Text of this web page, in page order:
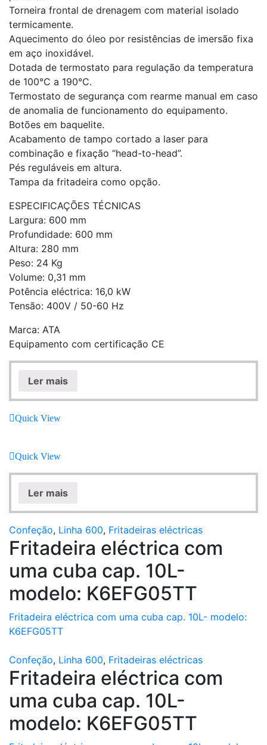
Torneira frontal de drenagem com material isolado
termicamente.
Aquecimento do óleo por resistências de imersão fixa
em aço inoxidável.
Dotada de termostato para regulação da temperatura
de 100°C a 190°C.
Termostato de segurança com rearme manual em caso
de anomalia de funcionamento do equipamento.
Botões em baquelite.
Acabamento de tampo cortado a laser para
combinação e fixação “head-to-head”.
Pés reguláveis em altura.
Tampa da fritadeira como opção.
ESPECIFICAÇÕES TÉCNICAS
Largura: 600 mm
Profundidade: 600 mm
Altura: 280 mm
Peso: 24 Kg
Volume: 0,31 mm
Potência eléctrica: 16,0 kW
Tensão: 400V / 50-60 Hz
Marca: ATA
Equipamento com certificação CE
Ler mais
Quick View
Quick View
Ler mais
Confeção, Linha 600, Fritadeiras eléctricas
Fritadeira eléctrica com
uma cuba cap. 10L-
modelo: K6EFG05TT
Fritadeira eléctrica com uma cuba cap. 10L- modelo:
K6EFG05TT
Confeção, Linha 600, Fritadeiras eléctricas
Fritadeira eléctrica com
uma cuba cap. 10L-
modelo: K6EFG05TT